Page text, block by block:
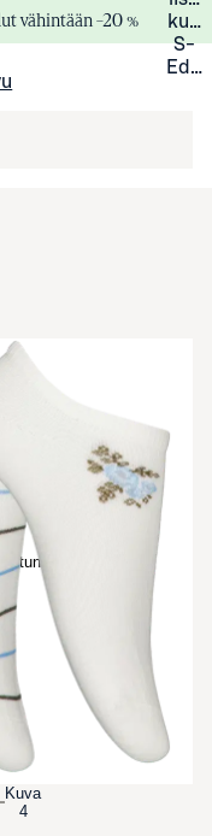
vähintään –20 %
S-
Kuva
4